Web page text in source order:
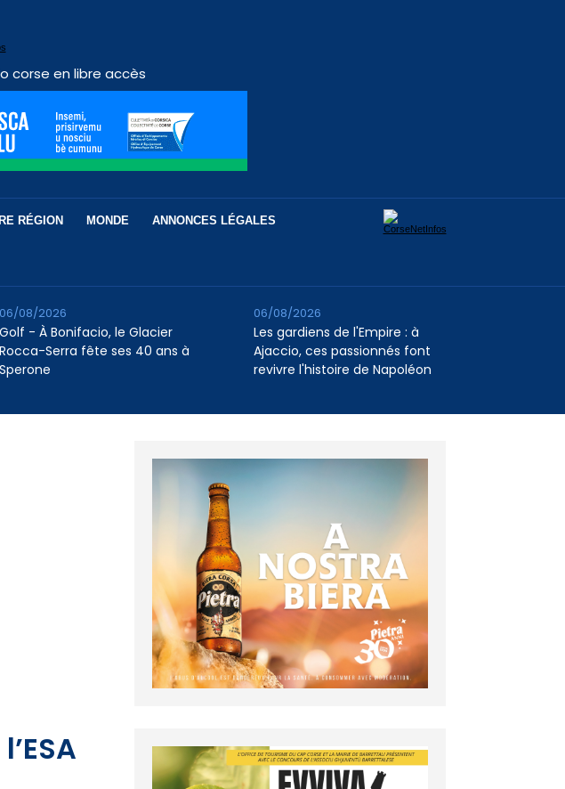
corse en libre accès
RÉGION MONDE ANNONCES LÉGALES
Golf - À Bonifacio, le Glacier
Rocca-Serra fête ses 40 ans à
Sperone
06/08/2026
Les gardiens de l'Empire : à
Ajaccio, ces passionnés font
revivre l'histoire de Napoléon
06/08/2026